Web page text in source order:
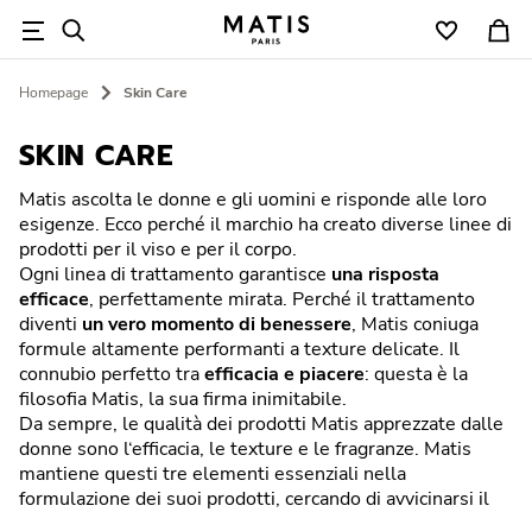
Tipologia
Corpo
Solari
Makeup
Réponse Densité / Intensive
Réponse Corrective
Réponse Préventive
Firme Matis
Réponse Regard
Diventa un centro Matis Paris
Trattamenti professionali
Skincare
Approfondimenti
Beauty Expert Tips
Cerca
Homepage Skin Care
SKIN CARE
Matis ascolta le donne e gli uomini e risponde alle loro
esigenze. Ecco perché il marchio ha creato diverse linee di
prodotti per il viso e per il corpo.
Ogni linea di trattamento garantisce una risposta
efficace, perfettamente mirata. Perché il trattamento
diventi un vero momento di benessere, Matis coniuga
formule altamente performanti a texture delicate. Il
connubio perfetto traefficacia e piacere: questa è la
filosofia Matis, la sua firma inimitabile.
Da sempre, le qualità dei prodotti Matis apprezzate dalle
donne sono l‘efficacia, le texture e le fragranze. Matis
mantiene questi tre elementi essenziali nella
formulazione dei suoi prodotti, cercando di avvicinarsi il